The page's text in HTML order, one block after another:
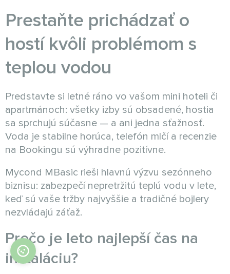
Prestaňte prichádzať o
hostí kvôli problémom s
teplou vodou
Predstavte si letné ráno vo vašom mini hoteli či
apartmánoch: všetky izby sú obsadené, hostia
sa sprchujú súčasne — a ani jedna sťažnosť.
Voda je stabilne horúca, telefón mlčí a recenzie
na Bookingu sú výhradne pozitívne.
Mycond MBasic rieši hlavnú výzvu sezónneho
biznisu: zabezpečí nepretržitú teplú vodu v lete,
keď sú vaše tržby najvyššie a tradičné bojlery
nezvládajú záťaž.
Prečo je leto najlepší čas na
inštaláciu?